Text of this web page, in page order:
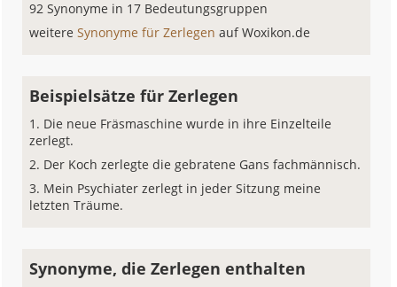
92 Synonyme in 17 Bedeutungsgruppen
weitereSynonyme für Zerlegenauf Woxikon.de
Beispielsätze für Zerlegen
Die neue Fräsmaschine wurde in ihre Einzelteile
zerlegt.
Der Koch zerlegte die gebratene Gans fachmännisch.
Mein Psychiater zerlegt in jeder Sitzung meine
letzten Träume.
Synonyme, die Zerlegen enthalten